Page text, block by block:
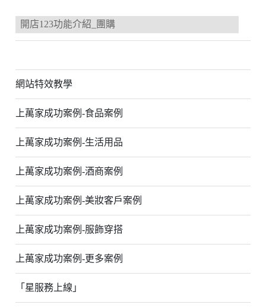
開店123功能介紹_團購
網站特效教學
上萬家成功案例-食品案例
上萬家成功案例-生活用品
上萬家成功案例-酒商案例
上萬家成功案例-美妝客戶案例
上萬家成功案例-服飾穿搭
上萬家成功案例-更多案例
「星服務上線」